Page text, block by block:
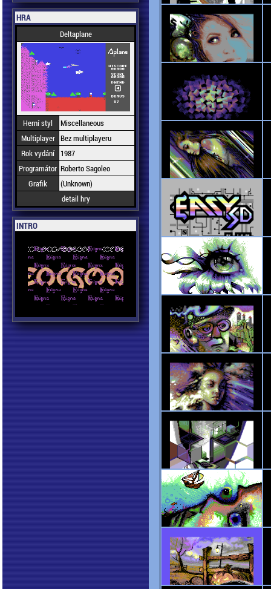
HRA
Deltaplane
Herní styl
Miscellaneous
Multiplayer Bez multiplayeru
Rok vydání
1987
Programátor Roberto Sagoleo
Grafik
(Unknown)
detail hry
INTRO